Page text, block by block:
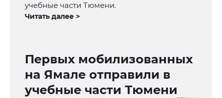
учебные части Тюмени.
Читать далее >
Первых мобилизованных
на Ямале отправили в
учебные части Тюмени